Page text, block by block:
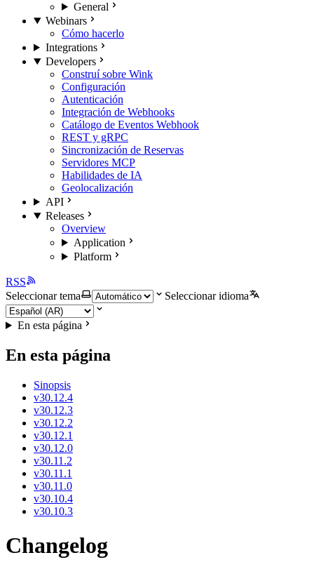
General
Webinars
Cómo hacerlo
Integrations
Developers
Construí sobre Wink
Configuración
Autenticación
Integración de Webhooks
Catálogo de Eventos Webhook
REST y gRPC
Sincronización de Reservas
Servidores MCP
Habilidades de IA
Geolocalización
API
Releases
Overview
Application
Platform
RSS
Seleccionar tema
Seleccionar idioma
En esta página
En esta página
Sinopsis
v30.12.4
v30.12.3
v30.12.2
v30.12.1
v30.12.0
v30.11.2
v30.11.1
v30.11.0
v30.10.4
v30.10.3
Changelog